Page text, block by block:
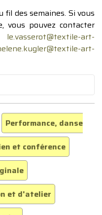
des semaines. Si vous
vous pouvez contacter
le.vasserot@textile-art-
art-
Performance, danse
et conférence
et d'atelier